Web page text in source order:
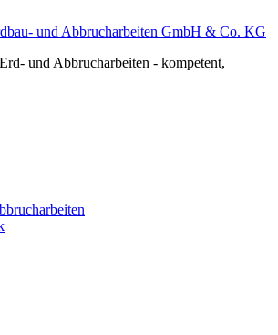
und Abbrucharbeiten GmbH & Co. KG
und Abbrucharbeiten - kompetent,